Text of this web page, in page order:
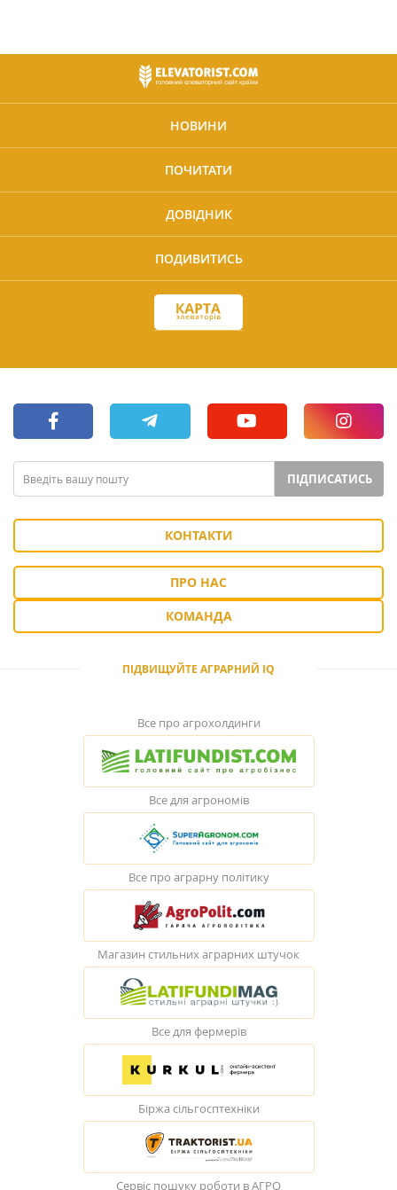
НОВИНИ
ПОЧИТАТИ
ДОВІДНИК
ПОДИВИТИСЬ
ПІДПИСАТИСЬ
КОНТАКТИ
ПРО НАС
КОМАНДА
ПІДВИЩУЙТЕ АГРАРНИЙ IQ
Все про агрохолдинги
Все для агрономів
Все про аграрну політику
Магазин стильних аграрних штучок
Все для фермерів
Біржа сільгосптехніки
Сервіс пошуку роботи в АГРО